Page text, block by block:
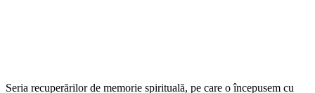
Seria recuperărilor de memorie spirituală, pe care o începusem cu